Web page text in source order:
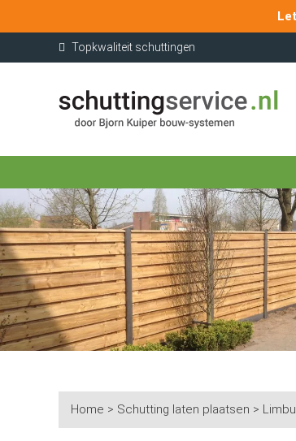
Topkwaliteit schuttingen
Home > Schutting laten plaatsen >